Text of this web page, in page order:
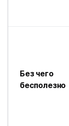
Без чего
бесполезно